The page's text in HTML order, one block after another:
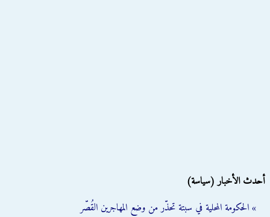
أحدث الأخبار (سياسة)
» الحكومة المحلية في سبتة تحذّر من وضع المهاجرين القُصّر